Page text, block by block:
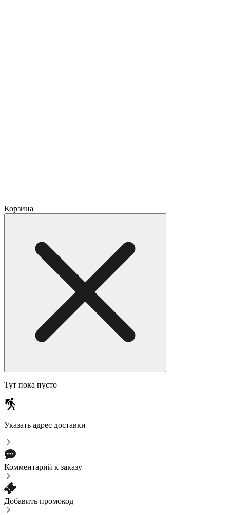
Корзина
Тут пока пусто
Указать адрес доставки
Комментарий к заказу
Добавить промокод